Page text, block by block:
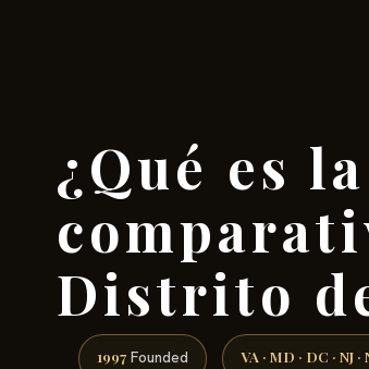
¿Qué es
Distrito
1997 Founded VA · MD · DC · NJ ·